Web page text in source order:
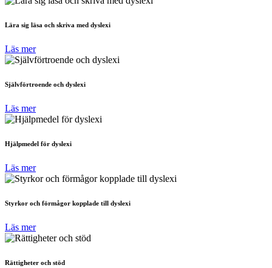
Lära sig läsa och skriva med dyslexi
Läs mer
Självförtroende och dyslexi
Läs mer
Hjälpmedel för dyslexi
Läs mer
Styrkor och förmågor kopplade till dyslexi
Läs mer
Rättigheter och stöd